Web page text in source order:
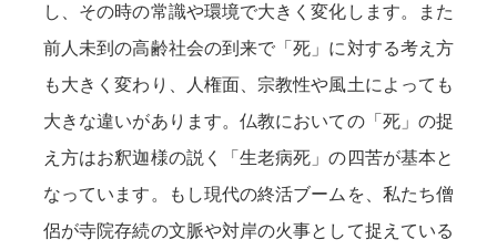
し、その時の常識や環境で大きく変化します。また
前人未到の高齢社会の到来で「死」に対する考え方
も大きく変わり、人権面、宗教性や風土によっても
大きな違いがあります。仏教においての「死」の捉
え方はお釈迦様の説く「生老病死」の四苦が基本と
なっています。もし現代の終活ブームを、私たち僧
侶が寺院存続の文脈や対岸の火事として捉えている